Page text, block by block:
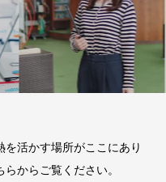
活かす場所がここにあり
からご覧ください。